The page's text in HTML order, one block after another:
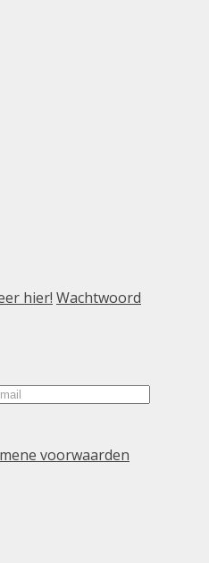
hier! Wachtwoord
voorwaarden